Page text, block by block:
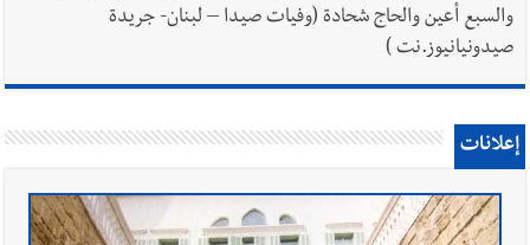
والسبع أعين والحاج شحادة (وفيات صيدا – لبنان- جريدة
صيدونيانيوز.نت )
إعلانات